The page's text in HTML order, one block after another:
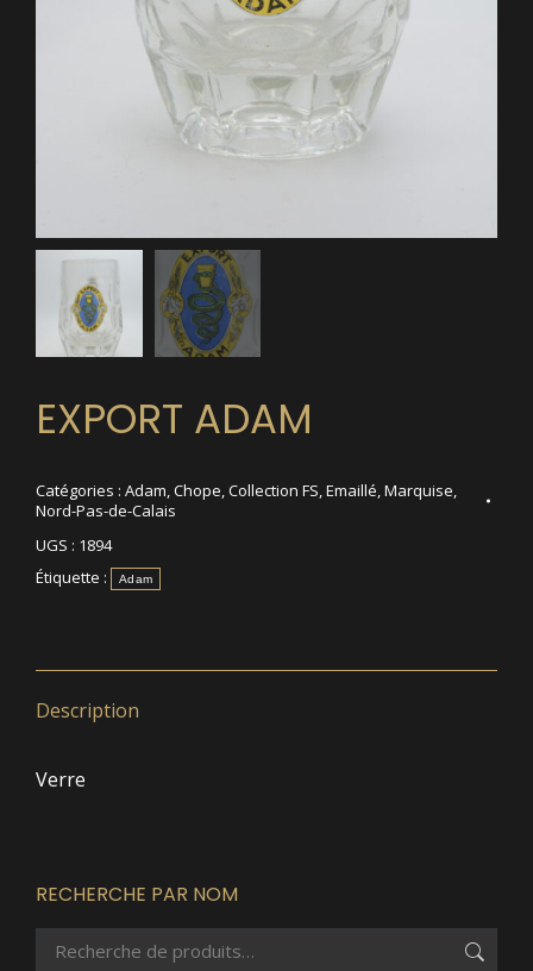
EXPORT ADAM
Catégories : Adam Chope Collection FS Emaillé Marquise
Nord-Pas-de-Calais
UGS : 1894
Étiquette :
Adam
Description
Verre
RECHERCHE PAR NOM